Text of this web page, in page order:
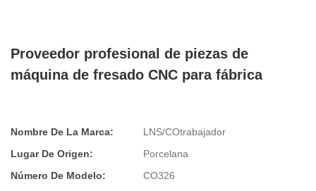
Proveedor profesional de piezas de
máquina de fresado CNC para fábrica
Nombre De La Marca:
LNS/COtrabajador
Lugar De Origen:
Porcelana
Número De Modelo:
CO326